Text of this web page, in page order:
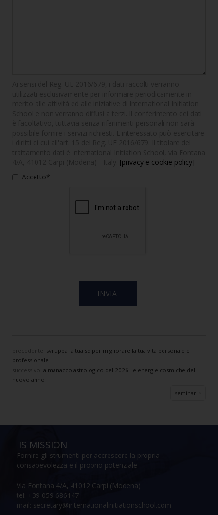
[privacy e cookie policy]
Accetto*
precedente: sviluppa la tua sq per migliorare la tua vita personale e
professionale
almanacco astrologico del 2026: le energie cosmiche del
nuovo anno
seminari
IIS MISSION
Fornire gli strumenti per accrescere la propria
consapevolezza e il proprio potenziale
Via Fontana 4/A, 41012 Carpi (Modena)
tel: +39 059 686147
mail: secretary@internationalinitiationschool.com